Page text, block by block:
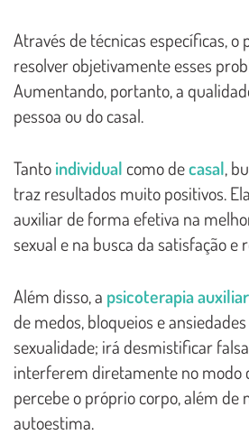
Através de técnicas específicas, o
resolver objetivamente esses
Aumentando, portanto, a
pessoa ou do casal.
Tantoindividual como decasal,
traz resultados muito positivos.
auxiliar de forma efetiva na
sexual e na busca da satisfação e
Além disso, a psicoterapia
de medos, bloqueios e
sexualidade; irá desmistificar
interferem diretamente no modo
percebe o próprio corpo, além de
autoestima.